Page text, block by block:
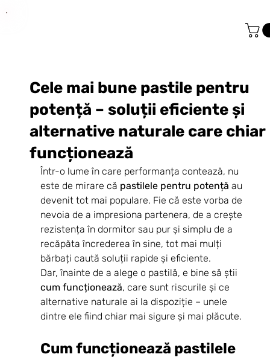
Cele mai bune pastile pentru
potență – soluții eficiente și
alternative naturale care chiar
funcționează
Într-o lume în care performanța contează, nu
este de mirare că pastilele pentru potență au
devenit tot mai populare. Fie că este vorba de
nevoia de a impresiona partenera, de a crește
rezistența în dormitor sau pur și simplu de a
recăpăta încrederea în sine, tot mai mulți
bărbați caută soluții rapide și eficiente.
Dar, înainte de a alege o pastilă, e bine să știi
cum funcționează, care sunt riscurile și ce
alternative naturale ai la dispoziție – unele
dintre ele fiind chiar mai sigure și mai plăcute.
Cum funcționează pastilele